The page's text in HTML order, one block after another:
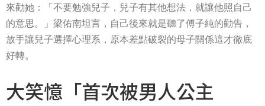
來勸她：「不要勉強兒子，兒子有其他想法，就讓他照自己
的意思。」梁佑南坦言，自己後來就是聽了傅子純的勸告，
放手讓兒子選擇心理系，原本差點破裂的母子關係這才徹底
好轉。
大笑憶「首次被男人公主